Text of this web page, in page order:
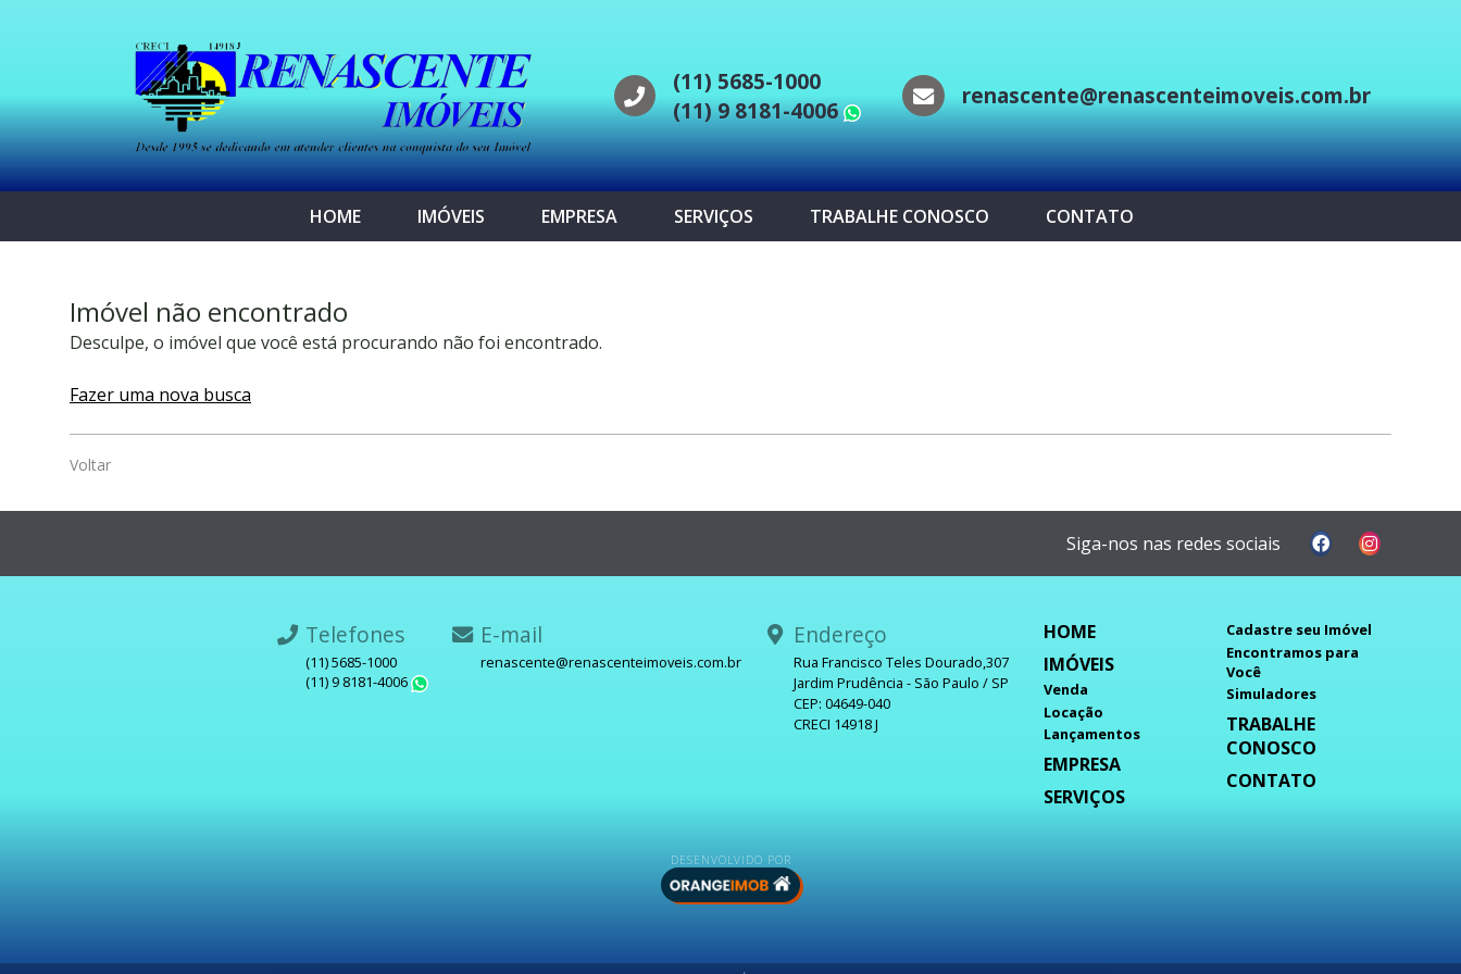
(11) 5685-1000
(11) 9 8181-4006
WhatsApp
renascente@renascenteimoveis.com.br
HOME IMÓVEIS EMPRESA SERVIÇOS TRABALHE CONOSCO CONTATO
Imóvel não encontrado
Desculpe, o imóvel que você está procurando não foi encontrado.
Fazer uma nova busca
Voltar
Siga-nos nas redes sociais
Telefones
(11) 5685-1000
(11) 9 8181-4006
E-mail
renascente@renascenteimoveis.com.br
Endereço
Rua Francisco Teles Dourado,307
Jardim Prudência - São Paulo / SP
CEP: 04649-040
CRECI 14918 J
HOME
IMÓVEIS
Venda
Locação
Lançamentos
EMPRESA
SERVIÇOS
Cadastre seu Imóvel
Encontramos para
Você
Simuladores
TRABALHE
CONOSCO
CONTATO
DESENVOLVIDO POR